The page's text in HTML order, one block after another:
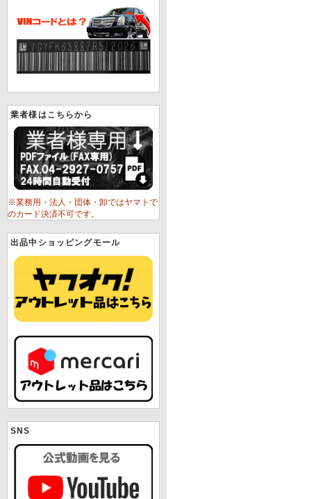
業者様はこちらから
※業務用・法人・団体・卸ではヤマトで
のカード決済不可です。
出品中ショッピングモール
SNS